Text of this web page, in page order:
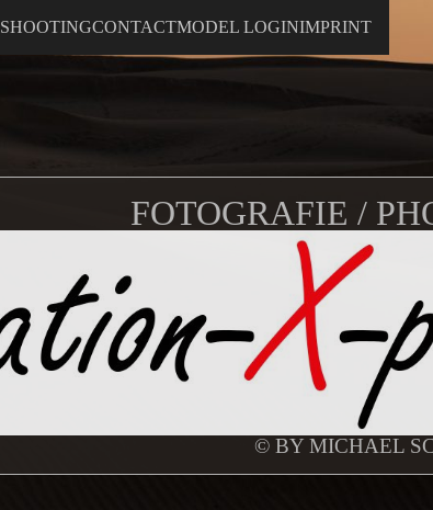
SHOOTINGCONTACTMODEL LOGINIMPRINT
FOTOGRAFIE /
© BY MICHAEL